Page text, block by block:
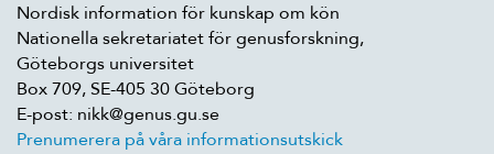
Nordisk information för kunskap om kön
Nationella sekretariatet för genusforskning,
Göteborgs universitet
Box 709, SE-405 30 Göteborg
E-post: nikk@genus.gu.se
Prenumerera på våra informationsutskick